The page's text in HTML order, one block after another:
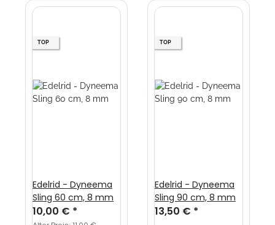
TOP
Edelrid - Dyneema
Sling 60 cm, 8 mm
10,00 € *
TOP
Edelrid - Dyneema
Sling 90 cm, 8 mm
13,50 € *